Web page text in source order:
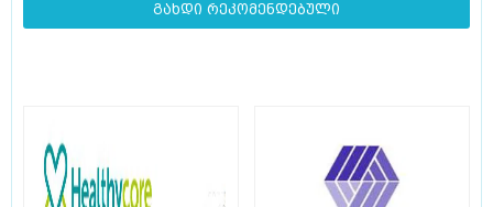
გახდი რეკომენდებული